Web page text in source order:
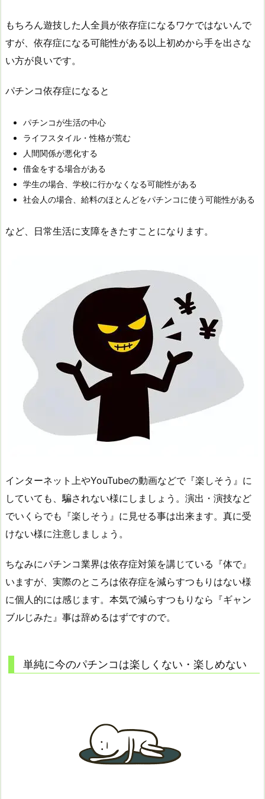
もちろん遊技した人全員が依存症になるワケではないんで
すが、依存症になる可能性がある以上初めから手を出さな
い方が良いです。
パチンコ依存症になると
パチンコが生活の中心
ライフスタイル・性格が荒む
人間関係が悪化する
借金をする場合がある
学生の場合、学校に行かなくなる可能性がある
社会人の場合、給料のほとんどをパチンコに使う可能性がある
など、日常生活に支障をきたすことになります。
インターネット上やYouTubeの動画などで『楽しそう』に
していても、騙されない様にしましょう。演出・演技など
でいくらでも『楽しそう』に見せる事は出来ます。真に受
けない様に注意しましょう。
ちなみにパチンコ業界は依存症対策を講じている『体で』
いますが、実際のところは依存症を減らすつもりはない様
に個人的には感じます。本気で減らすつもりなら『ギャン
ブルじみた』事は辞めるはずですので。
単純に今のパチンコは楽しくない・楽しめない